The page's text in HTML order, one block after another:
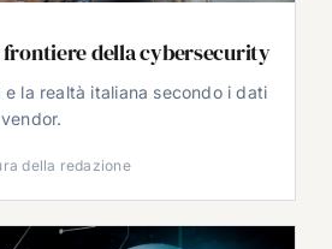
frontiere della cybersecurity
la realtà italiana secondo i dati
della redazione